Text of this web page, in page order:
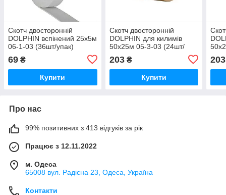
Скотч двосторонній
DOLPHIN вспінений 25х5м
06-1-03 (36шт/упак)
69 ₴
Купити
Скотч двосторонній
DOLPHIN для килимів
50х25м 05-3-03 (24шт/
203₴
Купити
203
Про нас
99% позитивних з 413 відгуків за рік
Працює з 12.11.2022
м. Одеса
65008 вул. Радісна 23, Одеса, Україна
Контакти